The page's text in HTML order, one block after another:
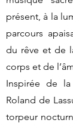
présent, à la
parcours
du rêve et de
corps et de
Inspirée de
Roland de
torpeur